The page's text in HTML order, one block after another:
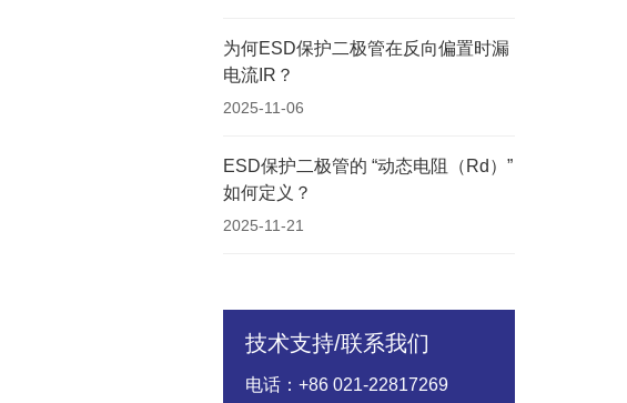
为何ESD保护二极管在反向偏置时漏
电流IR？
2025-11-06
ESD保护二极管的 “动态电阻（Rd）”
如何定义？
2025-11-21
技术支持/联系我们
电话：+86 021-22817269